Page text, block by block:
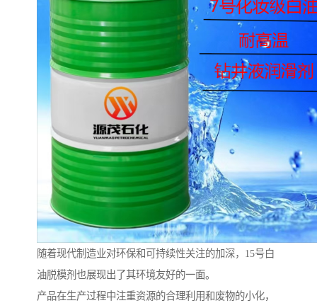
随着现代制造业对环保和可持续性关注的加深，15号白
油脱模剂也展现出了其环境友好的一面。
产品在生产过程中注重资源的合理利用和废物的小化，